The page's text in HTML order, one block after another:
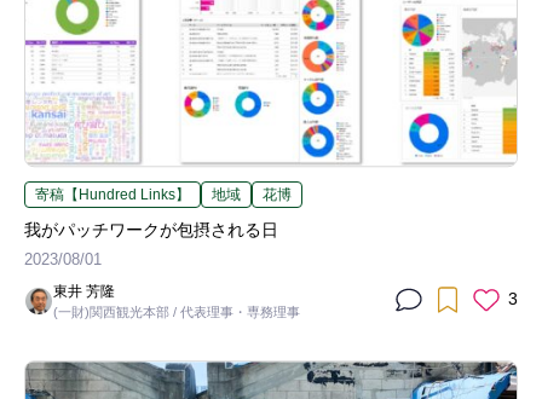
寄稿【Hundred Links】 地域 花博
我がパッチワークが包摂される日
2023/08/01
東井 芳隆
(一財)関西観光本部 / 代表理事・専務理事
3